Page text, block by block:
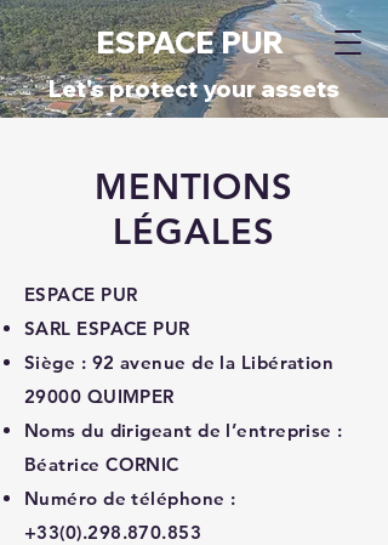
ESPACE PUR
​Let's protect your assets
MENTIONS
LÉGALES
ESPACE PUR
SARL ESPACE PUR
Siège : 92 avenue de la Libération
29000 QUIMPER
Noms du dirigeant de l’entreprise :
Béatrice CORNIC
Numéro de téléphone :
+33(0).298.870.853